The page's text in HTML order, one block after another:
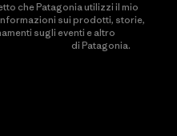
che Patagonia utilizzi il mio
sui prodotti, storie,
sugli eventi e altro
di Patagonia.